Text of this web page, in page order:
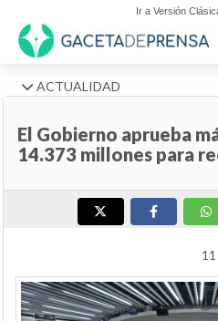
Ir a Versión
ACTUALIDAD
El Gobierno aprueba
14.373 millones para